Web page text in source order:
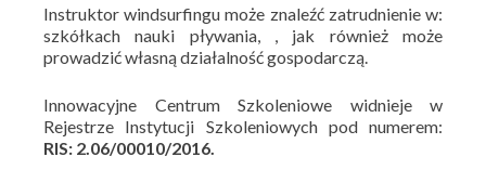
Instruktor windsurfingu może znaleźć zatrudnienie w:
szkółkach nauki pływania, , jak również może
prowadzić własną działalność gospodarczą.
Innowacyjne Centrum Szkoleniowe widnieje w
Rejestrze Instytucji Szkoleniowych pod numerem:
RIS: 2.06/00010/2016.